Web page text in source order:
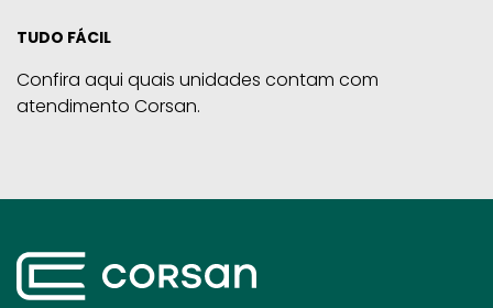
TUDO FÁCIL
Confira aqui quais unidades contam com
atendimento Corsan.